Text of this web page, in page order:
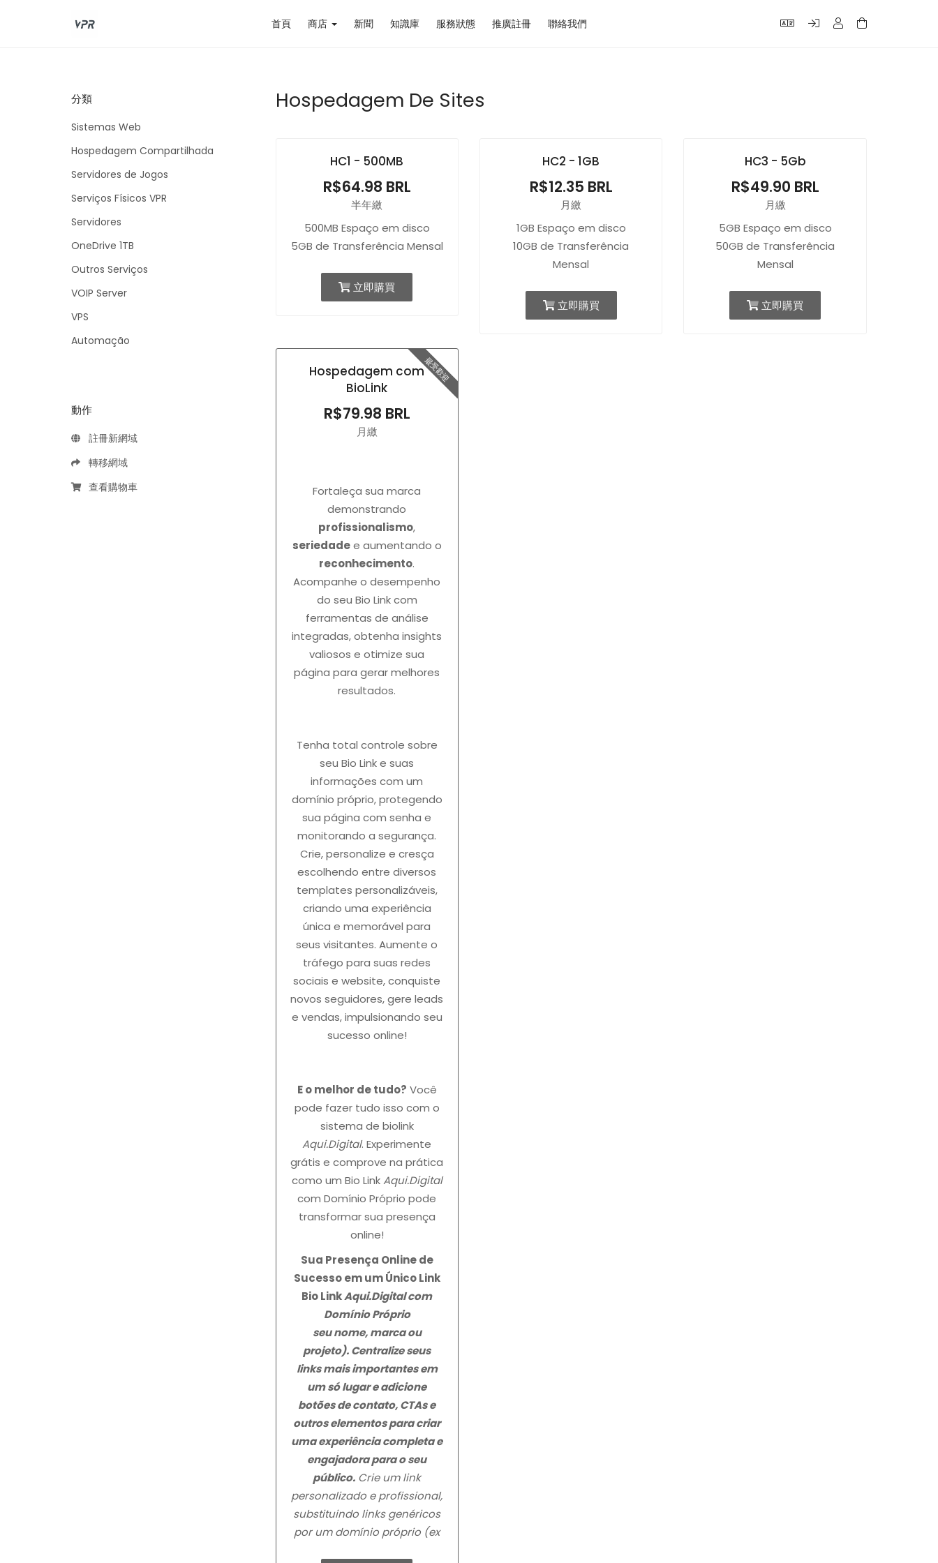
首頁 商店 新聞 知識庫 服務狀態 推廣註冊 聯絡我們
分類
Sistemas Web
Hospedagem Compartilhada
Servidores de Jogos
Serviços Físicos VPR
Servidores
OneDrive 1TB
Outros Serviços
VOIP Server
VPS
Automação
動作
註冊新網域
轉移網域
查看購物車
Hospedagem De Sites
HC1 - 500MB
R$64.98 BRL
半年繳
500MB Espaço em disco
5GB de Transferência Mensal
立即購買
HC2 - 1GB
R$12.35 BRL
月繳
1GB Espaço em disco
10GB de Transferência
Mensal
立即購買
HC3 - 5Gb
R$49.90 BRL
月繳
5GB Espaço em disco
50GB de Transferência
Mensal
立即購買
最受歡迎
Hospedagem com
BioLink
R$79.98 BRL
月繳
Fortaleça sua marca
demonstrando
profissionalismo,
seriedadee aumentando o
reconhecimento.
Acompanhe o desempenho
do seu Bio Link com
ferramentas de análise
integradas, obtenha insights
valiosos e otimize sua
página para gerar melhores
resultados.
Tenha total controle sobre
seu Bio Link e suas
informações com um
domínio próprio, protegendo
sua página com senha e
monitorando a segurança.
Crie, personalize e cresça
escolhendo entre diversos
templates personalizáveis,
criando uma experiência
única e memorável para
seus visitantes. Aumente o
tráfego para suas redes
sociais e website, conquiste
novos seguidores, gere leads
e vendas, impulsionando seu
sucesso online!
E o melhor de tudo? Você
pode fazer tudo isso com o
sistema de biolink
Aqui.Digital. Experimente
grátis e comprove na prática
como um Bio LinkAqui.Digital
com Domínio Próprio pode
transformar sua presença
online!
Sua Presença Online de
Sucesso em um Único Link
Bio LinkAqui.Digitalcom
Domínio Próprio
seu nome, marca ou
projeto). Centralize seus
links mais importantes em
um só lugar e adicione
botões de contato, CTAs e
outros elementos para criar
uma experiência completa e
engajadora para o seu
público. Crie um link
personalizado e profissional,
substituindo links genéricos
por um domínio próprio (ex